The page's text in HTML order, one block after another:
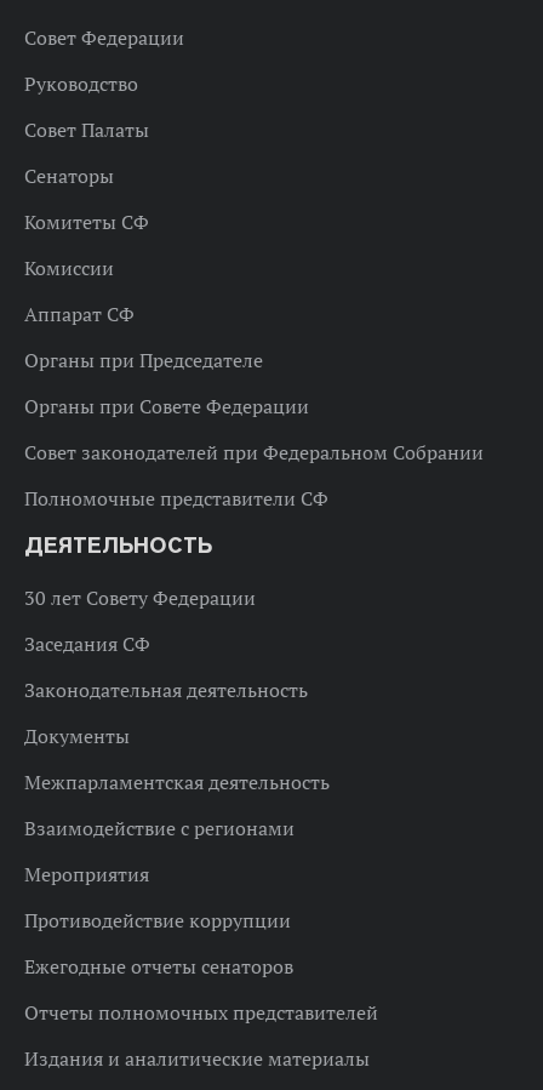
Совет Федерации
Руководство
Совет Палаты
Сенаторы
Комитеты СФ
Комиссии
Аппарат СФ
Органы при Председателе
Органы при Совете Федерации
Совет законодателей при Федеральном Собрании
Полномочные представители СФ
ДЕЯТЕЛЬНОСТЬ
30 лет Совету Федерации
Заседания СФ
Законодательная деятельность
Документы
Межпарламентская деятельность
Взаимодействие с регионами
Мероприятия
Противодействие коррупции
Ежегодные отчеты сенаторов
Отчеты полномочных представителей
Издания и аналитические материалы